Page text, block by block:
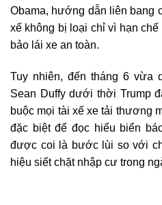
Obama, hướng dẫn liên bang
xế không bị loại chỉ vì hạn
bảo lái xe an toàn.
Tuy nhiên, đến tháng 6 vừa
Sean Duffy dưới thời Trump
buộc mọi tài xế xe tải thương
đặc biệt để đọc hiểu biển
được coi là bước lùi so với
hiệu siết chặt nhập cư trong